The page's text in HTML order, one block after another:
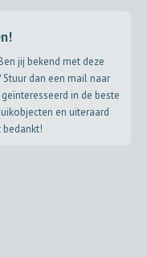
jij bekend met deze
dan een mail naar
in de beste
en uiteraard
bedankt!